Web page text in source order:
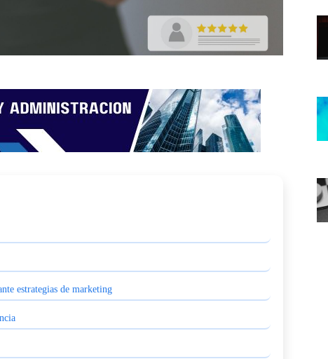
estrategias de marketing